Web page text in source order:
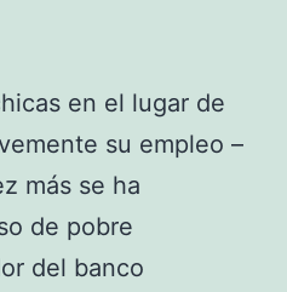
en el lugar de
su empleo –
más se ha
de pobre
del banco